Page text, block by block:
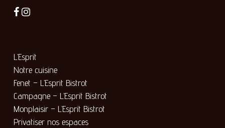
L’Esprit
Notre cuisine
Fenet – L’Esprit Bistrot
Campagne – L’Esprit Bistrot
Monplaisir – L’Esprit Bistrot
Privatiser nos espaces